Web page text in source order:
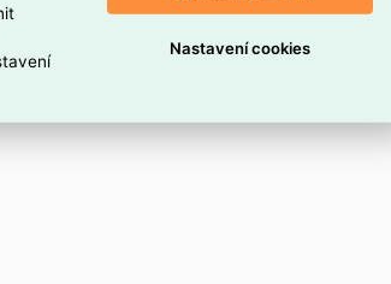
Nastavení cookies